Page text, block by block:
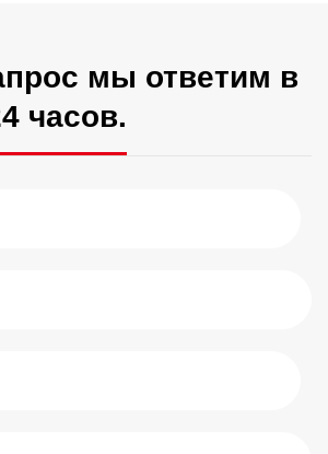
мы ответим в
часов.